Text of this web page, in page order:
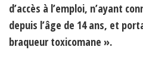
d’accès à l’emploi, n’ayant
depuis l’âge de 14 ans, et
braqueur toxicomane ».